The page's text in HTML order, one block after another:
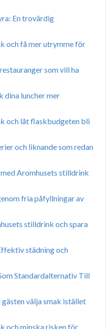
En trovärdig
och få mer utrymme för
som vill ha
dina luncher mer
och låt flaskbudgeten bli
och liknande som redan
Aromhusets stilldrink
fria påfyllningar av
stilldrink och spara
städning och
Standardalternativ Till
välja smak istället
och minska risken för